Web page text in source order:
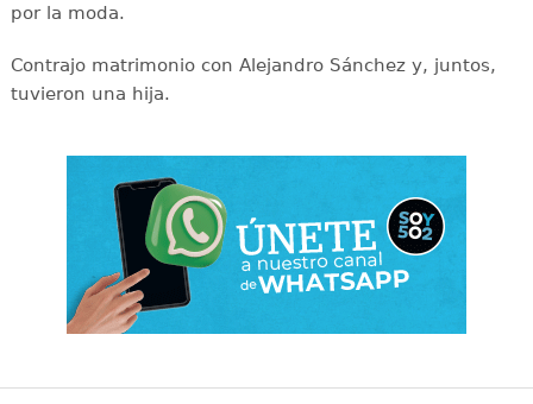
por la moda.
Contrajo matrimonio con Alejandro Sánchez y, juntos,
tuvieron una hija.